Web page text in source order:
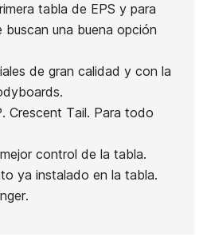
tabla de EPS y para
buscan una buena opción
de gran calidad y con la
Crescent Tail. Para todo
control de la tabla.
ya instalado en la tabla.
21066756